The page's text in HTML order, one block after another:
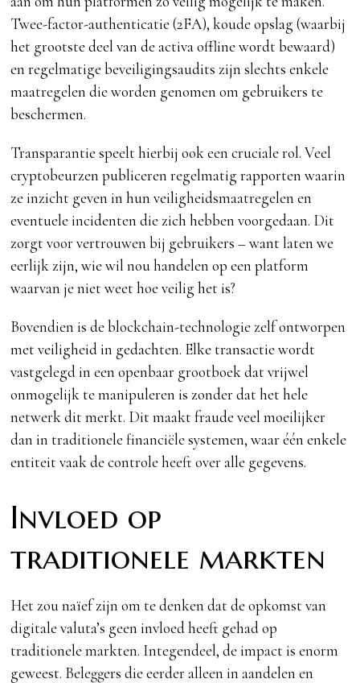
Twee-factor-authenticatie (2FA), koude opslag (waarbij
het grootste deel van de activa offline wordt bewaard)
en regelmatige beveiligingsaudits zijn slechts enkele
maatregelen die worden genomen om gebruikers te
beschermen.
Transparantie speelt hierbij ook een cruciale rol. Veel
cryptobeurzen publiceren regelmatig rapporten waarin
ze inzicht geven in hun veiligheidsmaatregelen en
eventuele incidenten die zich hebben voorgedaan. Dit
zorgt voor vertrouwen bij gebruikers – want laten we
eerlijk zijn, wie wil nou handelen op een platform
waarvan je niet weet hoe veilig het is?
Bovendien is de blockchain-technologie zelf ontworpen
met veiligheid in gedachten. Elke transactie wordt
vastgelegd in een openbaar grootboek dat vrijwel
onmogelijk te manipuleren is zonder dat het hele
netwerk dit merkt. Dit maakt fraude veel moeilijker
dan in traditionele financiële systemen, waar één enkele
entiteit vaak de controle heeft over alle gegevens.
Invloed op
traditionele markten
Het zou naïef zijn om te denken dat de opkomst van
digitale valuta’s geen invloed heeft gehad op
traditionele markten. Integendeel, de impact is enorm
geweest. Beleggers die eerder alleen in aandelen en